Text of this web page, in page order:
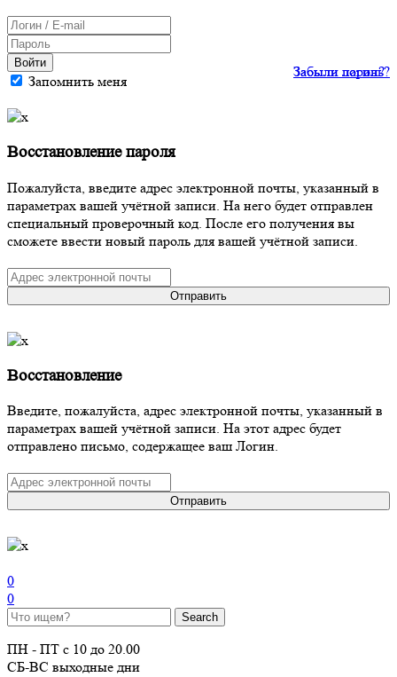
Войти
Запомнить меня
Забыли пароль?
Забыли логин?
Восстановление пароля
Пожалуйста, введите адрес электронной почты, указанный в
параметрах вашей учётной записи. На него будет отправлен
специальный проверочный код. После его получения вы
сможете ввести новый пароль для вашей учётной записи.
Отправить
Восстановление
Введите, пожалуйста, адрес электронной почты, указанный в
параметрах вашей учётной записи. На этот адрес будет
отправлено письмо, содержащее ваш Логин.
Отправить
0
0
ПН - ПТ с 10 до 20.00
СБ-ВС выходные дни